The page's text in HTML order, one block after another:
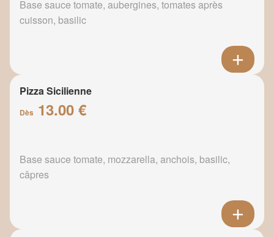
Base sauce tomate, aubergines, tomates après
cuisson, basilic
Pizza Sicilienne
Dès 13.00 €
Base sauce tomate, mozzarella, anchois, basilic,
câpres